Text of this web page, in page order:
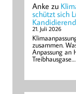
Anke zu
schützt sich
21. Juli 2026
zusammen.
Anpassung an
Treibhausgase…